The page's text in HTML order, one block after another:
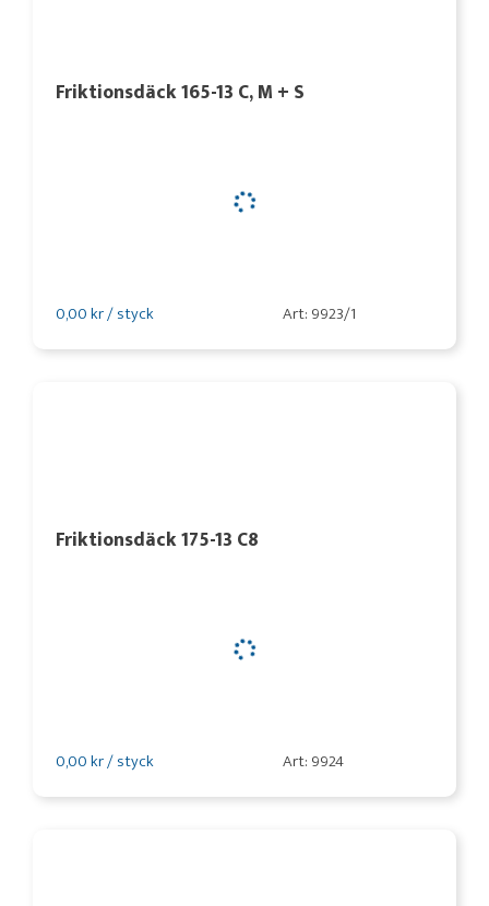
Friktionsdäck 165-13 C, M + S
0,00 kr / styck Art: 9923/1
Friktionsdäck 175-13 C8
0,00 kr / styck Art: 9924